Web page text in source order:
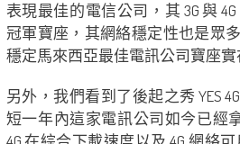
表現最佳的電信公司，其 3G 與
冠軍寶座，其網絡穩定性也是眾
穩定馬來西亞最佳電訊公司寶座實
另外，我們看到了後起之秀 YES
短一年內這家電訊公司如今已經